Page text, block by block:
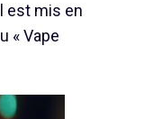
est mis en
« Vape